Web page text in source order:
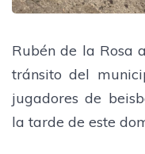
Rubén de la Rosa
tránsito del
jugadores de
la tarde de este